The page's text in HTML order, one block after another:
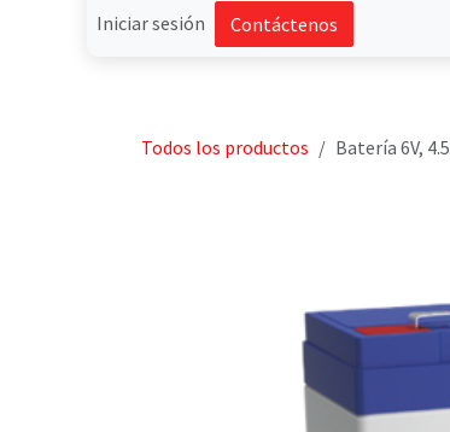
Iniciar sesión Contáctenos
Todos los productos Batería 6V,